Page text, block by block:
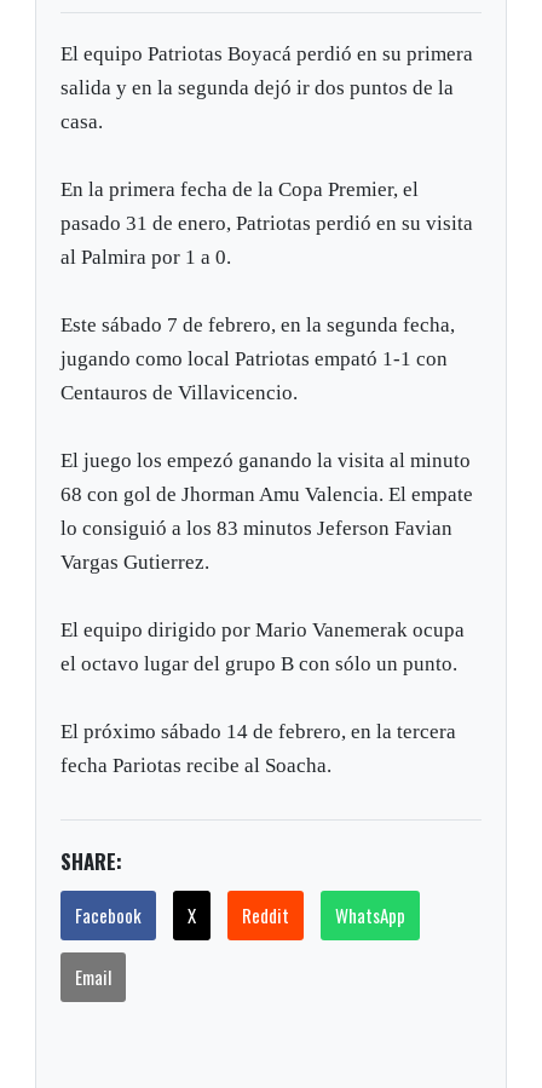
El equipo Patriotas Boyacá perdió en su primera
salida y en la segunda dejó ir dos puntos de la
casa.
En la primera fecha de la Copa Premier, el
pasado 31 de enero, Patriotas perdió en su visita
al Palmira por 1 a 0.
Este sábado 7 de febrero, en la segunda fecha,
jugando como local Patriotas empató 1-1 con
Centauros de Villavicencio.
El juego los empezó ganando la visita al minuto
68 con gol de Jhorman Amu Valencia. El empate
lo consiguió a los 83 minutos Jeferson Favian
Vargas Gutierrez.
El equipo dirigido por Mario Vanemerak ocupa
el octavo lugar del grupo B con sólo un punto.
El próximo sábado 14 de febrero, en la tercera
fecha Pariotas recibe al Soacha.
SHARE:
Facebook X Reddit WhatsApp
Email